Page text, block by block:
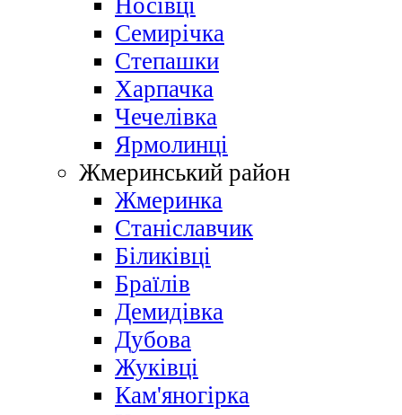
Носівці
Семирічка
Степашки
Харпачка
Чечелівка
Ярмолинці
Жмеринський район
Жмеринка
Станіславчик
Біликівці
Браїлів
Демидівка
Дубова
Жуківці
Кам'яногірка